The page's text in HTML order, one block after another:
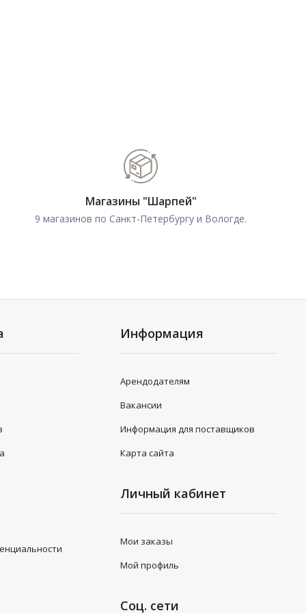
Магазины "Шарпей"
9 магазинов по Санкт-Петербургу и Вологде.
Информация
Арендодателям
Вакансии
Информация для поставщиков
Карта сайта
Личный кабинет
Мои заказы
Мой профиль
Соц. сети